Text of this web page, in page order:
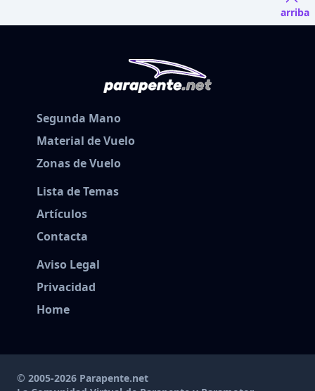
arriba
Segunda Mano
Material de Vuelo
Zonas de Vuelo
Lista de Temas
Artículos
Contacta
Aviso Legal
Privacidad
Home
© 2005-2026 Parapente.net